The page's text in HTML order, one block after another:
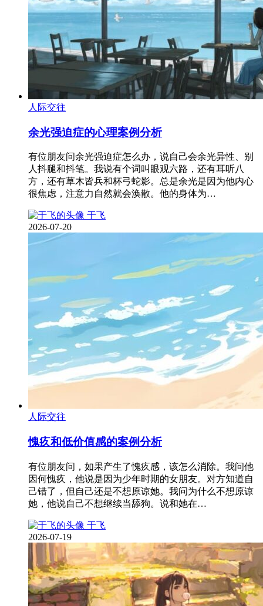
人际交往
余光强迫症的心理案例分析
有位朋友问余光强迫症怎么办，说自己会余光异性、别
人抖腿和抖笔。我说有个词叫眼观六路，还有耳听八
方，还有草木皆兵和杯弓蛇影。总是余光是因为他内心
很焦虑，注意力自然就会涣散。他的身体为…
于飞
2026-07-20
人际交往
愧疚和低价值感的案例分析
有位朋友问，如果产生了愧疚感，该怎么消除。我问他
因何愧疚，他说是因为少年时期的女朋友。对方知道自
己错了，但自己还是不想原谅她。我问为什么不想原谅
她，他说自己不想继续当舔狗。说和她在…
于飞
2026-07-19